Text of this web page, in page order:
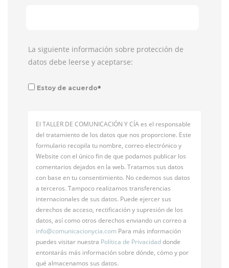
La siguiente información sobre protección de
datos debe leerse y aceptarse:
Estoy de acuerdo*
El TALLER DE COMUNICACIÓN Y CÍA es el responsable
del tratamiento de los datos que nos proporcione. Este
formulario recopila tu nombre, correo electrónico y
Website con el único fin de que podamos publicar los
comentarios dejados en la web. Tratamos sus datos
con base en tu consentimiento. No cedemos sus datos
a terceros. Tampoco realizamos transferencias
internacionales de sus datos. Puede ejercer sus
derechos de acceso, rectificación y supresión de los
datos, así como otros derechos enviando un correo a
info@comunicacionycia.com Para más información
puedes visitar nuestra Política de Privacidaddonde
entontarás más información sobre dónde, cómo y por
qué almacenamos sus datos.